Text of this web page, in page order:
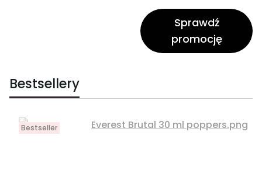
Sprawdź
promocję
Bestsellery
Bestseller